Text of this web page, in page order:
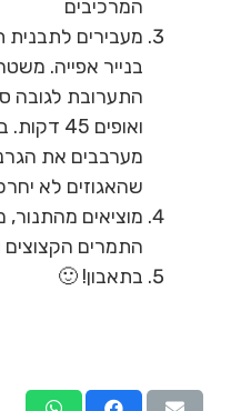
המרכיבים
מעבירים לתבנית
בנייר אפייה.
התערובת לגובה
מערבבים את
שהאגוזים לא
מוציאים
התמרים הקצוצים
בתאבון! 🙂